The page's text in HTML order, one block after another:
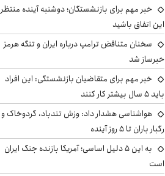
خبر مهم برای بازنشستگان؛ دوشنبه آینده منتظر
این اتفاق باشید
سخنان متناقض ترامپ درباره ایران و تنگه هرمز
خبرساز شد
خبر مهم برای متقاضیان بازنشستگی: این افراد
باید ۵ سال بیشتر کار کنند
هواشناسی هشدار داد: وزش تندباد، گردوخاک و
رگبار باران تا ۵ روز آینده
به این ۵ دلیل اساسی؛ آمریکا بازنده جنگ ایران
است